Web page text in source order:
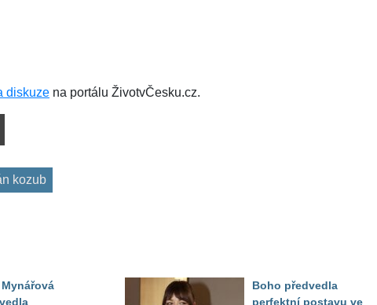
diskuze na portálu ŽivotvČesku.cz.
kozub
Boho předvedla
perfektní postavu ve